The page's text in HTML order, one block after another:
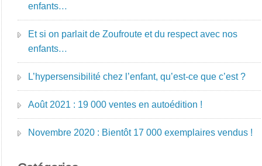
enfants…
Et si on parlait de Zoufroute et du respect avec nos
enfants…
L’hypersensibilité chez l’enfant, qu’est-ce que c’est ?
Août 2021 : 19 000 ventes en autoédition !
Novembre 2020 : Bientôt 17 000 exemplaires vendus !